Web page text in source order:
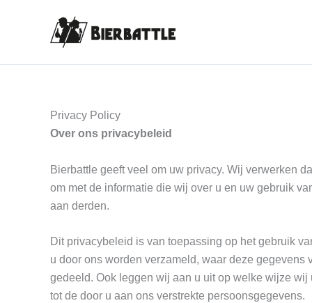
inhoud
Privacy Policy
Over ons privacybeleid
Bierbattle geeft veel om uw privacy. Wij verwerken
om met de informatie die wij over u en uw gebruik
aan derden.
Dit privacybeleid is van toepassing op het gebruik
u door ons worden verzameld, waar deze
gedeeld. Ook leggen wij aan u uit op welke wijze
tot de door u aan ons verstrekte persoonsgegevens.